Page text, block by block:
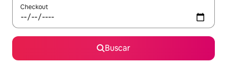
Checkout
Buscar